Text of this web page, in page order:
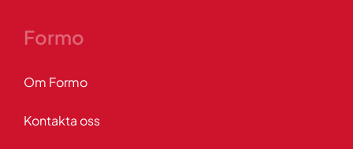
Formo
Om Formo
Kontakta oss